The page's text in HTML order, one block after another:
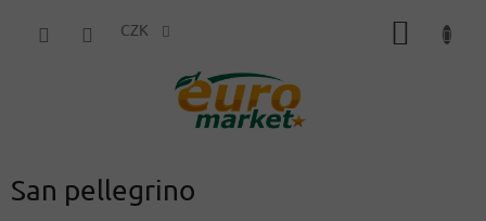
CZK
San pellegrino